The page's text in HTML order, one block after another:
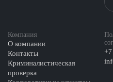
Компания
О компании
Контакты
Криминалистическая
проверка